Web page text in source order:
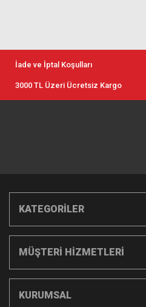
İade ve İptal Koşulları
3000 TL Üzeri Ücretsiz Kargo
KATEGORİLER
MÜŞTERİ HİZMETLERİ
KURUMSAL